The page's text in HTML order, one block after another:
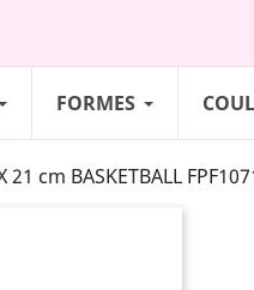
FORMES
21 cm BASKETBALL